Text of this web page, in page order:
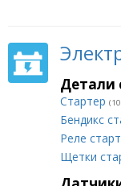
Детали
Стартер
Бендикс
Реле
Щетки